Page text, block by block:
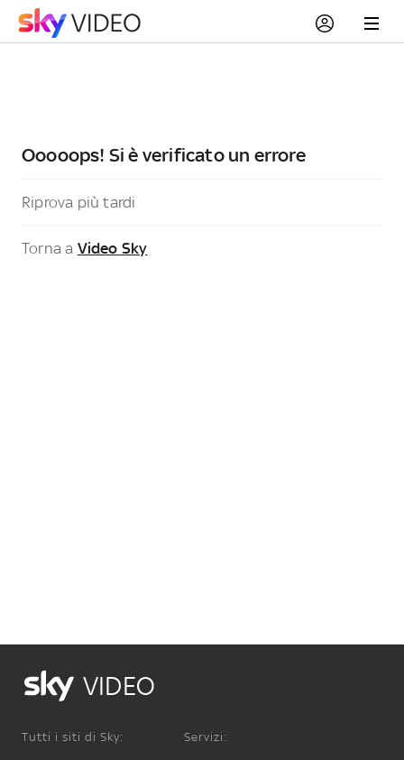
Ooooops! Si è verificato un errore
Riprova più tardi
Torna a Video Sky
VIDEO
Tutti i siti di Sky: Servizi: